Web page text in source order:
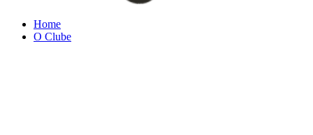
Home
O Clube